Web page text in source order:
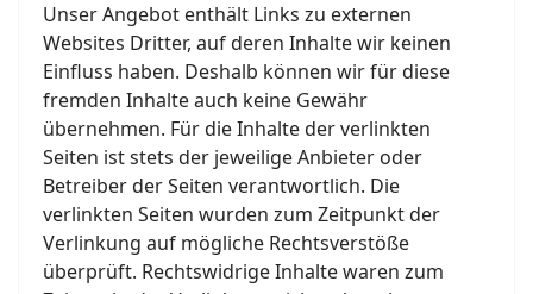
Unser Angebot enthält Links zu externen
Websites Dritter, auf deren Inhalte wir keinen
Einfluss haben. Deshalb können wir für diese
fremden Inhalte auch keine Gewähr
übernehmen. Für die Inhalte der verlinkten
Seiten ist stets der jeweilige Anbieter oder
Betreiber der Seiten verantwortlich. Die
verlinkten Seiten wurden zum Zeitpunkt der
Verlinkung auf mögliche Rechtsverstöße
überprüft. Rechtswidrige Inhalte waren zum